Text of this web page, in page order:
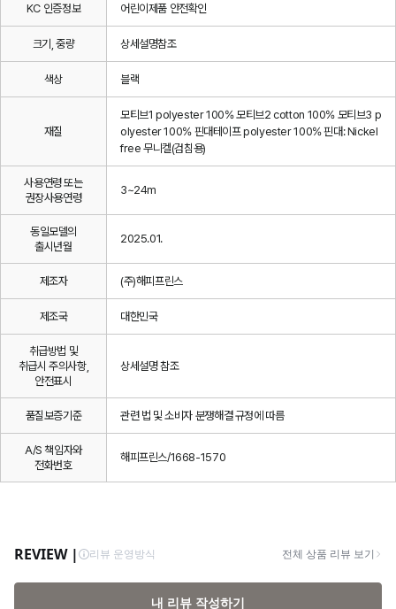
KC 인증정보 어린이제품 안전확인
크기, 중량 상세설명참조
색상 블랙
재질
모티브1 polyester 100% 모티브2 cotton 100% 모티브3 p
olyester 100% 핀대테이프 polyester 100% 핀대: Nickel
free 무니켈(검침용)
사용연령 또는
권장사용연령
3~24m
동일모델의
출시년월
2025.01.
제조자 (주)해피프린스
제조국 대한민국
취급방법 및
취급시 주의사항,
안전표시
상세설명 참조
품질보증기준 관련 법 및 소비자 분쟁해결 규정에 따름
A/S 책임자와
전화번호
해피프린스/1668-1570